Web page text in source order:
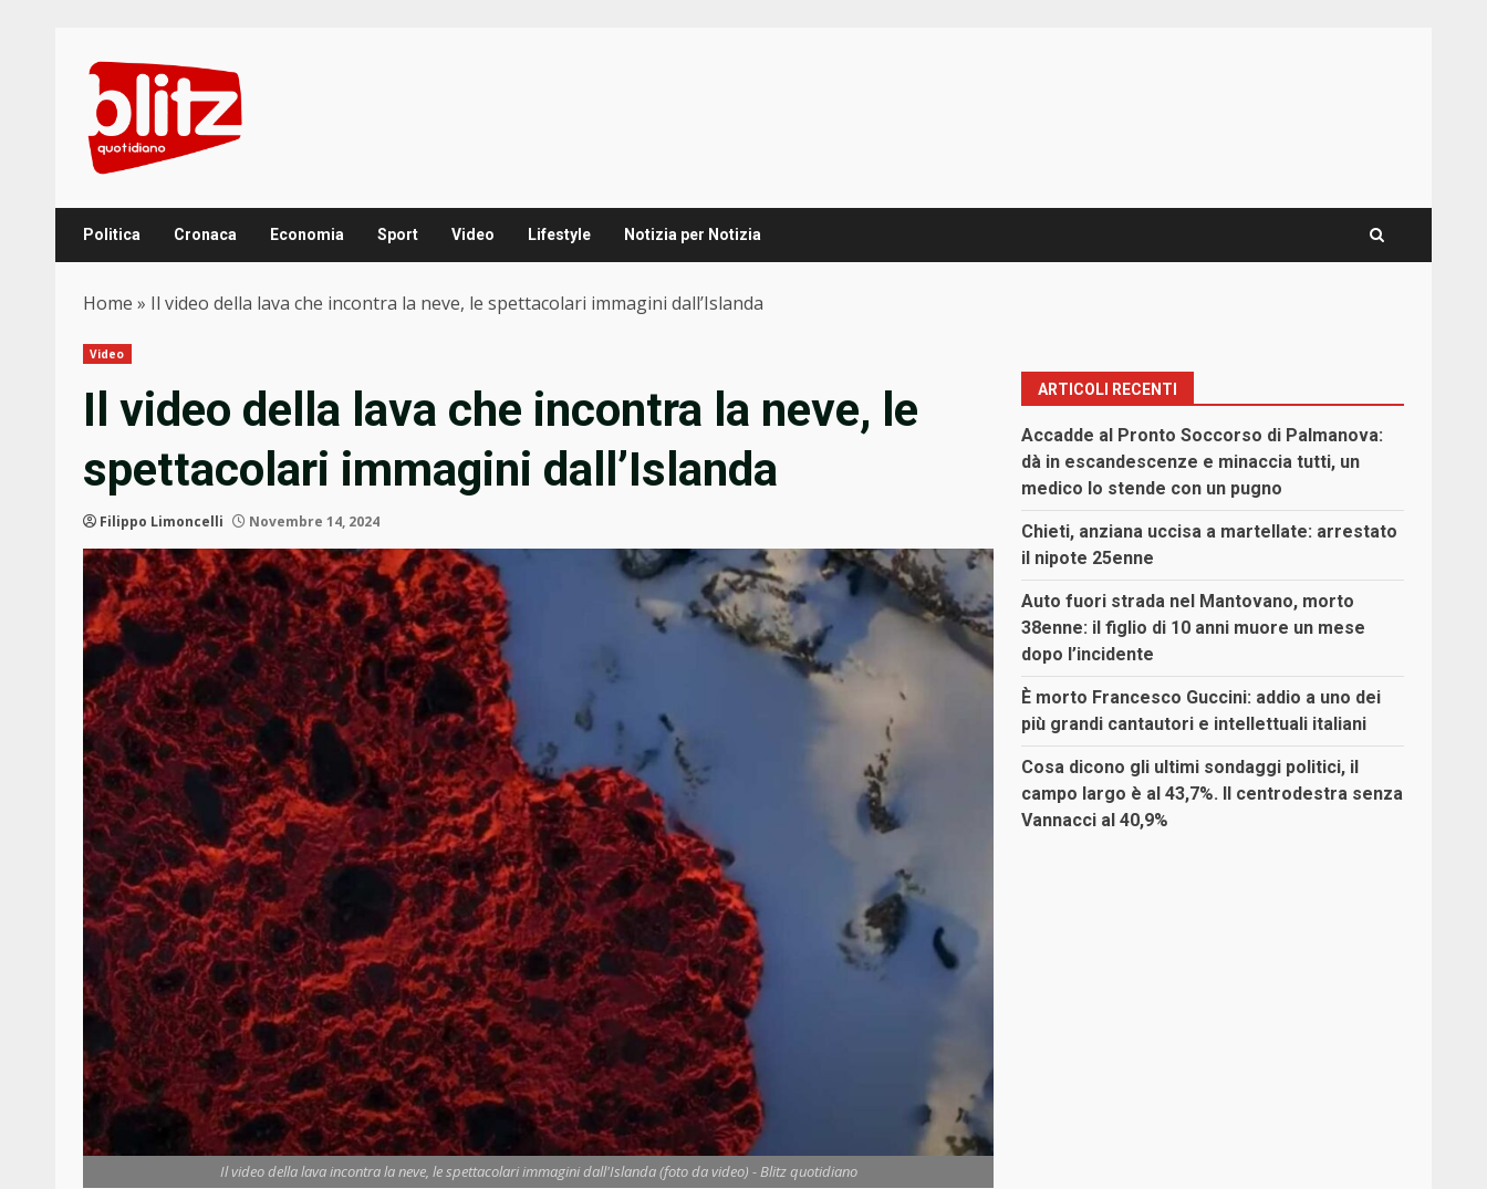
content
Politica Cronaca Economia Sport Video Lifestyle Notizia per Notizia
Home » Il video della lava che incontra la neve, le spettacolari immagini dall’Islanda
Video
Il video della lava che incontra la neve, le
spettacolari immagini dall’Islanda
Filippo Limoncelli Novembre 14, 2024
Il video della lava incontra la neve, le spettacolari immagini dall'Islanda (foto da video) - Blitz quotidiano
ARTICOLI RECENTI
Accadde al Pronto Soccorso di Palmanova:
dà in escandescenze e minaccia tutti, un
medico lo stende con un pugno
Chieti, anziana uccisa a martellate: arrestato
il nipote 25enne
Auto fuori strada nel Mantovano, morto
38enne: il figlio di 10 anni muore un mese
dopo l’incidente
È morto Francesco Guccini: addio a uno dei
più grandi cantautori e intellettuali italiani
Cosa dicono gli ultimi sondaggi politici, il
campo largo è al 43,7%. Il centrodestra senza
Vannacci al 40,9%